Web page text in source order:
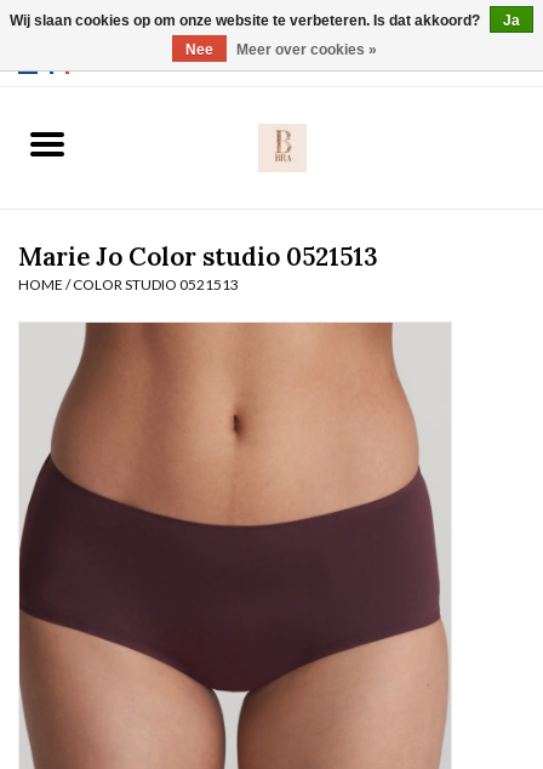
Slip
Body
Nachtmode
Solden
Homewear
Lingerie-accessoires
Cadeaubonnen
Marie Jo Color studio 0521513
HOME /COLOR STUDIO 0521513
Wij slaan cookies op om onze website te verbeteren. Is dat akkoord?
Ja
Nee
Meer over cookies »
Webshop werkt met EU maten. .